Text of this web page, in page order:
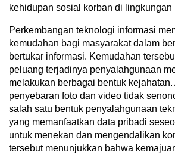
kehidupan sosial korban di lingkungan
Perkembangan teknologi informasi
kemudahan bagi masyarakat dalam
bertukar informasi. Kemudahan
peluang terjadinya penyalahgunaan
melakukan berbagai bentuk kejahatan.
penyebaran foto dan video tidak
salah satu bentuk penyalahgunaan
yang memanfaatkan data pribadi
untuk menekan dan mengendalikan
tersebut menunjukkan bahwa